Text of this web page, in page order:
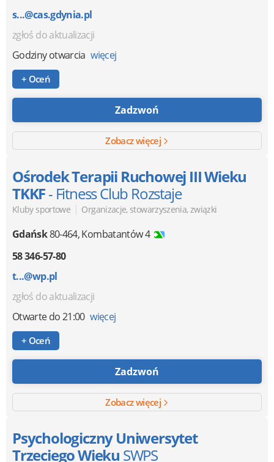
s...@cas.gdynia.pl
zgłoś do aktualizacji
Godziny otwarcia więcej
+ Oceń
Zadzwoń
Zobacz więcej
Ośrodek Terapii Ruchowej III Wieku
TKKF- Fitness Club Rozstaje
Kluby sportowe | Organizacje, stowarzyszenia, związki
Gdańsk80-464,Kombatantów 4
58 346-57-80
t...@wp.pl
zgłoś do aktualizacji
Otwartedo 21:00 więcej
+ Oceń
Zadzwoń
Zobacz więcej
Psychologiczny Uniwersytet
Trzeciego Wieku SWPS